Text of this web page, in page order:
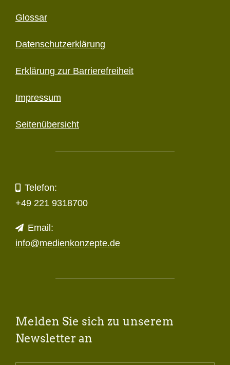
Glossar
Datenschutzerklärung
Erklärung zur Barriere­freiheit
Impressum
Seitenübersicht
Telefon:
+49 221 9318700
Email:
info@medienkonzepte.de
Melden Sie sich zu unserem
Newsletter an